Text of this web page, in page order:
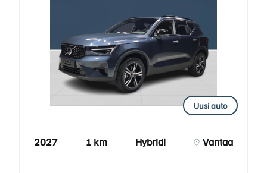
Uusi auto
2027 1 km Hybridi Vantaa